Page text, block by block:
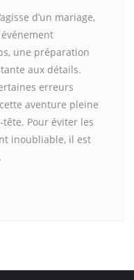
d’un mariage,
une préparation
aux détails.
erreurs
aventure pleine
Pour éviter les
inoubliable, il est